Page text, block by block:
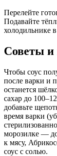
Перелейте
Подавайте
холодильнике
Советы и
Чтобы соус
после варки и
останется
сахар до
добавьте
время варки
морозилке —
к мясу,
соус с солью.